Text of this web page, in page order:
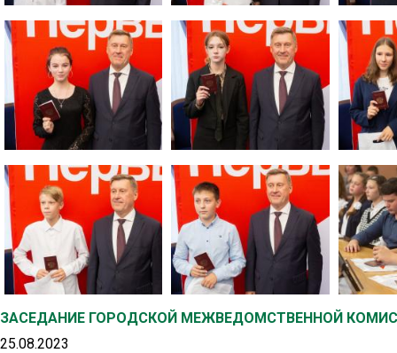
ЗАСЕДАНИЕ ГОРОДСКОЙ МЕЖВЕДОМСТВЕННОЙ
25.08.2023